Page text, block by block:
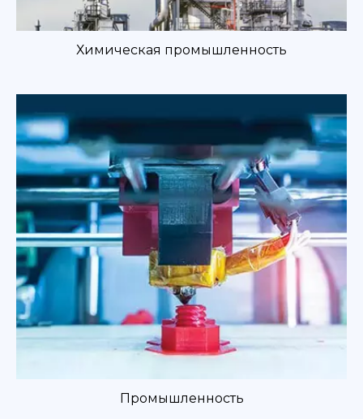
Химическая промышленность
Промышленность